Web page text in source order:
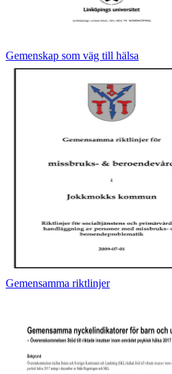
Gemenskap som väg till hälsa
Gemensamma riktlinjer